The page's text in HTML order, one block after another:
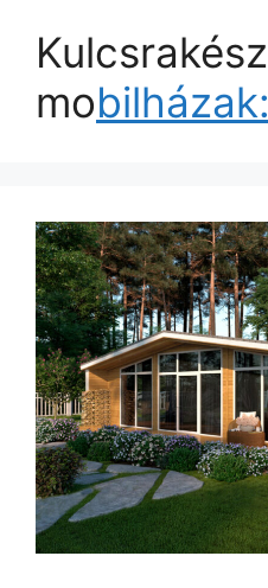
Kulcsrakész
mobilházak: